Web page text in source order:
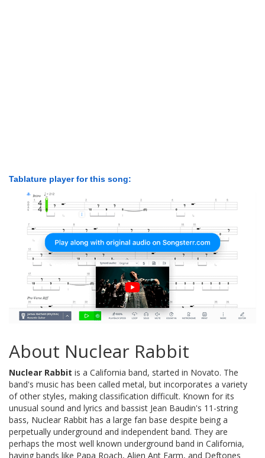
Tablature player for this song:
About Nuclear Rabbit
Nuclear Rabbit is a California band, started in Novato. The
band's music has been called metal, but incorporates a variety
of other styles, making classification difficult. Known for its
unusual sound and lyrics and bassist Jean Baudin's 11-string
bass, Nuclear Rabbit has a large fan base despite being a
perpetually underground and independent band. They are
perhaps the most well known underground band in California,
having bands like Papa Roach, Alien Ant Farm, and Deftones